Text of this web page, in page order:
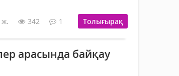
ж. 342 1 Толығырақ
арасында байқау